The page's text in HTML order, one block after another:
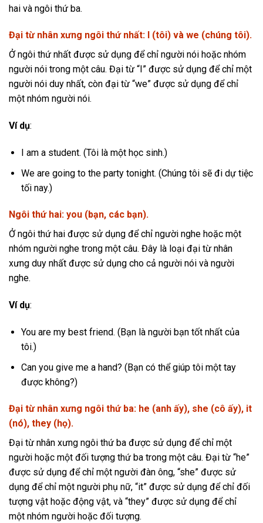
hai và ngôi thứ ba.
Đại từ nhân xưng ngôi thứ nhất: I (tôi) và we (chúng tôi).
Ở ngôi thứ nhất được sử dụng để chỉ người nói hoặc nhóm
người nói trong một câu. Đại từ “I” được sử dụng để chỉ một
người nói duy nhất, còn đại từ “we” được sử dụng để chỉ
một nhóm người nói.
Ví dụ:
I am a student. (Tôi là một học sinh.)
We are going to the party tonight. (Chúng tôi sẽ đi dự tiệc
tối nay.)
Ngôi thứ hai: you (bạn, các bạn).
Ở ngôi thứ hai được sử dụng để chỉ người nghe hoặc một
nhóm người nghe trong một câu. Đây là loại đại từ nhân
xưng duy nhất được sử dụng cho cả người nói và người
nghe.
Ví dụ:
You are my best friend. (Bạn là người bạn tốt nhất của
tôi.)
Can you give me a hand? (Bạn có thể giúp tôi một tay
được không?)
Đại từ nhân xưng ngôi thứ ba: he (anh ấy), she (cô ấy), it
(nó), they (họ).
Đại từ nhân xưng ngôi thứ ba được sử dụng để chỉ một
người hoặc một đối tượng thứ ba trong một câu. Đại từ “he”
được sử dụng để chỉ một người đàn ông, “she” được sử
dụng để chỉ một người phụ nữ, “it” được sử dụng để chỉ đối
tượng vật hoặc động vật, và “they” được sử dụng để chỉ
một nhóm người hoặc đối tượng.